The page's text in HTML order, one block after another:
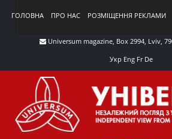
ГОЛОВНА ПРО НАС РОЗМІЩЕННЯ РЕКЛАМИ
Universum magazine, Box 2994, Lviv,
Укр Eng Fr De